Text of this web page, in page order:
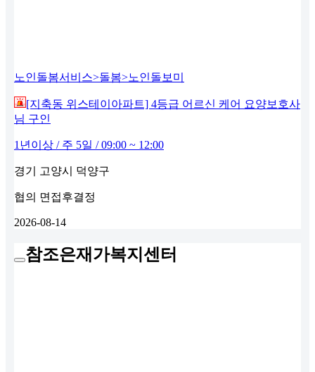
노인돌봄서비스>돌봄>노인돌보미
[지축동 위스테이아파트] 4등급 어르신 케어 요양보호사
님 구인
1년이상 / 주 5일 / 09:00 ~ 12:00
경기 고양시 덕양구
협의 면접후결정
2026-08-14
참조은재가복지센터